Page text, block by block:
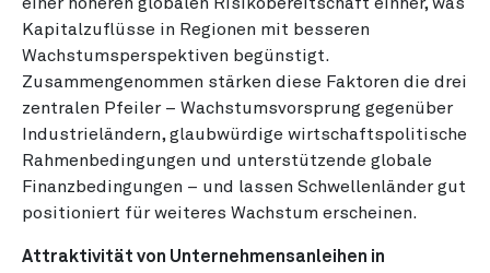
Kapitalzuflüsse in Regionen mit besseren
Wachstumsperspektiven begünstigt.
Zusammengenommen stärken diese Faktoren die drei
zentralen Pfeiler – Wachstumsvorsprung gegenüber
Industrieländern, glaubwürdige wirtschaftspolitische
Rahmenbedingungen und unterstützende globale
Finanzbedingungen – und lassen Schwellenländer gut
positioniert für weiteres Wachstum erscheinen.
Attraktivität von Unternehmensanleihen in